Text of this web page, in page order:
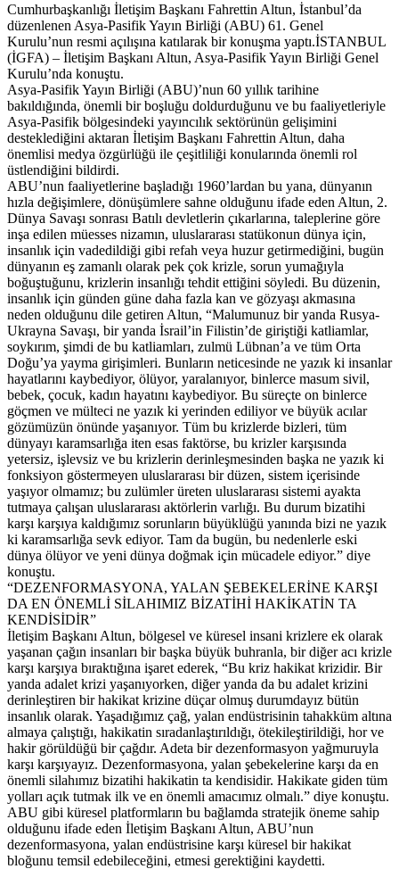
Cumhurbaşkanlığı İletişim Başkanı Fahrettin Altun, İstanbul’da
düzenlenen Asya-Pasifik Yayın Birliği (ABU) 61. Genel
Kurulu’nun resmi açılışına katılarak bir konuşma yaptı.İSTANBUL
(İGFA) – İletişim Başkanı Altun, Asya-Pasifik Yayın Birliği Genel
Kurulu’nda konuştu.
Asya-Pasifik Yayın Birliği (ABU)’nun 60 yıllık tarihine
bakıldığında, önemli bir boşluğu doldurduğunu ve bu faaliyetleriyle
Asya-Pasifik bölgesindeki yayıncılık sektörünün gelişimini
desteklediğini aktaran İletişim Başkanı Fahrettin Altun, daha
önemlisi medya özgürlüğü ile çeşitliliği konularında önemli rol
üstlendiğini bildirdi.
ABU’nun faaliyetlerine başladığı 1960’lardan bu yana, dünyanın
hızla değişimlere, dönüşümlere sahne olduğunu ifade eden Altun, 2.
Dünya Savaşı sonrası Batılı devletlerin çıkarlarına, taleplerine göre
inşa edilen müesses nizamın, uluslararası statükonun dünya için,
insanlık için vadedildiği gibi refah veya huzur getirmediğini, bugün
dünyanın eş zamanlı olarak pek çok krizle, sorun yumağıyla
boğuştuğunu, krizlerin insanlığı tehdit ettiğini söyledi. Bu düzenin,
insanlık için günden güne daha fazla kan ve gözyaşı akmasına
neden olduğunu dile getiren Altun, “Malumunuz bir yanda Rusya-
Ukrayna Savaşı, bir yanda İsrail’in Filistin’de giriştiği katliamlar,
soykırım, şimdi de bu katliamları, zulmü Lübnan’a ve tüm Orta
Doğu’ya yayma girişimleri. Bunların neticesinde ne yazık ki insanlar
hayatlarını kaybediyor, ölüyor, yaralanıyor, binlerce masum sivil,
bebek, çocuk, kadın hayatını kaybediyor. Bu süreçte on binlerce
göçmen ve mülteci ne yazık ki yerinden ediliyor ve büyük acılar
gözümüzün önünde yaşanıyor. Tüm bu krizlerde bizleri, tüm
dünyayı karamsarlığa iten esas faktörse, bu krizler karşısında
yetersiz, işlevsiz ve bu krizlerin derinleşmesinden başka ne yazık ki
fonksiyon göstermeyen uluslararası bir düzen, sistem içerisinde
yaşıyor olmamız; bu zulümler üreten uluslararası sistemi ayakta
tutmaya çalışan uluslararası aktörlerin varlığı. Bu durum bizatihi
karşı karşıya kaldığımız sorunların büyüklüğü yanında bizi ne yazık
ki karamsarlığa sevk ediyor. Tam da bugün, bu nedenlerle eski
dünya ölüyor ve yeni dünya doğmak için mücadele ediyor.” diye
konuştu.
“DEZENFORMASYONA, YALAN ŞEBEKELERİNE KARŞI
DA EN ÖNEMLİ SİLAHIMIZ BİZATİHİ HAKİKATİN TA
KENDİSİDİR”
İletişim Başkanı Altun, bölgesel ve küresel insani krizlere ek olarak
yaşanan çağın insanları bir başka büyük buhranla, bir diğer acı krizle
karşı karşıya bıraktığına işaret ederek, “Bu kriz hakikat krizidir. Bir
yanda adalet krizi yaşanıyorken, diğer yanda da bu adalet krizini
derinleştiren bir hakikat krizine düçar olmuş durumdayız bütün
insanlık olarak. Yaşadığımız çağ, yalan endüstrisinin tahakküm altına
almaya çalıştığı, hakikatin sıradanlaştırıldığı, ötekileştirildiği, hor ve
hakir görüldüğü bir çağdır. Adeta bir dezenformasyon yağmuruyla
karşı karşıyayız. Dezenformasyona, yalan şebekelerine karşı da en
önemli silahımız bizatihi hakikatin ta kendisidir. Hakikate giden tüm
yolları açık tutmak ilk ve en önemli amacımız olmalı.” diye konuştu.
ABU gibi küresel platformların bu bağlamda stratejik öneme sahip
olduğunu ifade eden İletişim Başkanı Altun, ABU’nun
dezenformasyona, yalan endüstrisine karşı küresel bir hakikat
bloğunu temsil edebileceğini, etmesi gerektiğini kaydetti.